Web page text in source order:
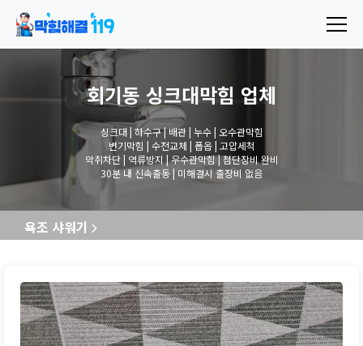
회기동 싱크대막힘 업체
싱크대 | 하수구 | 배관 | 누수 | 오수관막힘
변기막힘 | 수전교체 | 폽옵 | 고압세척
악취차단 | 역류방지 | 우수관막힘 | 첨단장비 완비
30분 내 신속출동 | 미해결시 출장비 없음
욕조 샤워기